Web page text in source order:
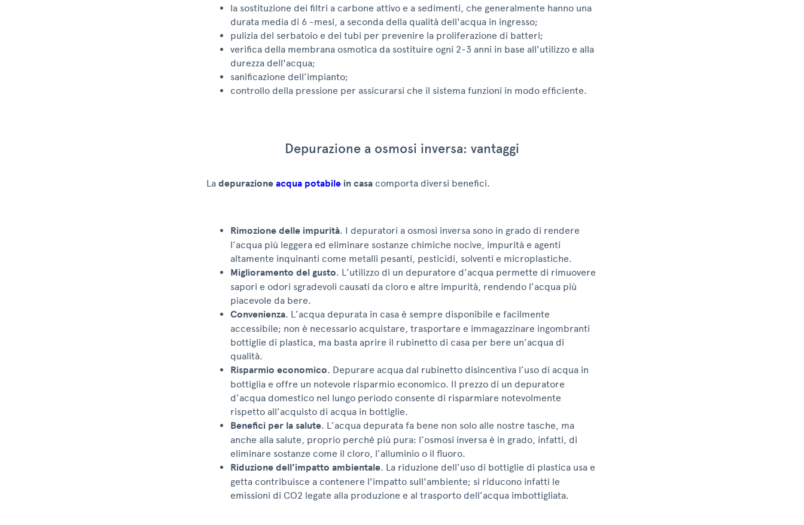
la sostituzione dei filtri a carbone attivo e a sedimenti, che generalmente hanno una
durata media di 6 -mesi, a seconda della qualità dell'acqua in ingresso;
pulizia del serbatoio e dei tubi per prevenire la proliferazione di batteri;
verifica della membrana osmotica da sostituire ogni 2-3 anni in base all'utilizzo e alla
durezza dell'acqua;
sanificazione dell’impianto;
controllo della pressione per assicurarsi che il sistema funzioni in modo efficiente.
Depurazione a osmosi inversa: vantaggi
La depurazione acqua potabile in casa comporta diversi benefici.
Rimozione delle impurità. I depuratori a osmosi inversa sono in grado di rendere
l’acqua più leggera ed eliminare sostanze chimiche nocive, impurità e agenti
altamente inquinanti come metalli pesanti, pesticidi, solventi e microplastiche.
Miglioramento del gusto. L’utilizzo di un depuratore d’acqua permette di rimuovere
sapori e odori sgradevoli causati da cloro e altre impurità, rendendo l’acqua più
piacevole da bere.
Convenienza. L’acqua depurata in casa è sempre disponibile e facilmente
accessibile; non è necessario acquistare, trasportare e immagazzinare ingombranti
bottiglie di plastica, ma basta aprire il rubinetto di casa per bere un’acqua di
qualità.
Risparmio economico. Depurare acqua dal rubinetto disincentiva l’uso di acqua in
bottiglia e offre un notevole risparmio economico. Il prezzo di un depuratore
d’acqua domestico nel lungo periodo consente di risparmiare notevolmente
rispetto all’acquisto di acqua in bottiglie.
Benefici per la salute. L’acqua depurata fa bene non solo alle nostre tasche, ma
anche alla salute, proprio perché più pura: l’osmosi inversa è in grado, infatti, di
eliminare sostanze come il cloro, l’alluminio o il fluoro.
Riduzione dell’impatto ambientale. La riduzione dell’uso di bottiglie di plastica usa e
getta contribuisce a contenere l'impatto sull'ambiente; si riducono infatti le
emissioni di CO2 legate alla produzione e al trasporto dell’acqua imbottigliata.